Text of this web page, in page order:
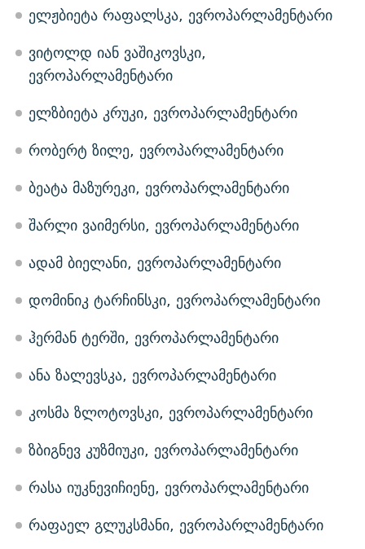
ელჟბიეტა რაფალსკა, ევროპარლამენტარი
ვიტოლდ იან ვაშიკოვსკი,
ევროპარლამენტარი
ელზბიეტა კრუკი, ევროპარლამენტარი
რობერტ ზილე, ევროპარლამენტარი
ბეატა მაზურეკი, ევროპარლამენტარი
შარლი ვაიმერსი, ევროპარლამენტარი
ადამ ბიელანი, ევროპარლამენტარი
დომინიკ ტარჩინსკი, ევროპარლამენტარი
ჰერმან ტერში, ევროპარლამენტარი
ანა ზალევსკა, ევროპარლამენტარი
კოსმა ზლოტოვსკი, ევროპარლამენტარი
ზბიგნევ კუზმიუკი, ევროპარლამენტარი
რასა იუკნევიჩიენე, ევროპარლამენტარი
რაფაელ გლუკსმანი, ევროპარლამენტარი